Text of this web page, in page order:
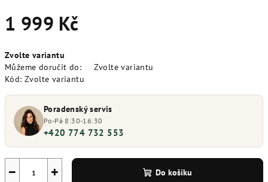
1 999 Kč
cena:
Zvolte variantu
Můžeme doručit do:
Zvolte variantu
Kód: Zvolte variantu
Poradenský servis
Po-Pá 8:30-16:30
+420 774 732 553
+
− Do košíku